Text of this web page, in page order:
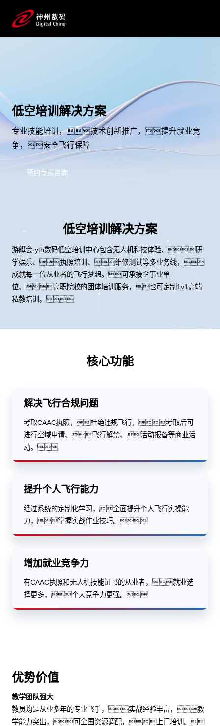
低空培训解决方案
专业技能培训，技术创新推广，提升就业竞
争，安全飞行保障
预约专家咨询
低空培训解决方案
游艇会·yth数码低空培训中心包含无人机科技体验、研
学娱乐、执照培训、维修测试等多业务线，
成就每一位从业者的飞行梦想。可承接企事业单
位、高职院校的团体培训服务，也可定制1v1高端
私教培训。
核心功能
解决飞行合规问题
考取CAAC执照，杜绝违规飞行，考取后可
进行空域申请、飞行解禁、活动报备等商业活
动。
提升个人飞行能力
经过系统的定制化学习，全面提升个人飞行实操能
力，掌握实战作业技巧。
增加就业竞争力
有CAAC执照和无人机技能证书的从业者，就业选
择更多，个人竞争力更强。
优势价值
教学团队强大
教员均是从业多年的专业飞手，实战经验丰富，教
学能力突出，可全国资源调配，上门培训。